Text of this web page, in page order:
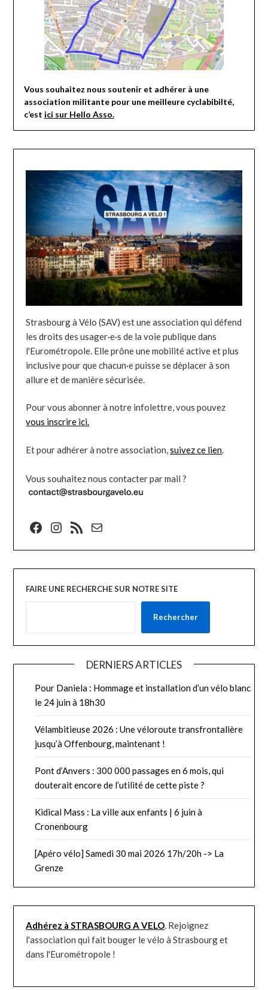
Vous souhaitez nous soutenir et adhérer à une
association militante pour une meilleure cyclabibilté,
c’est ici sur Hello Asso.
Strasbourg à Vélo (SAV) est une association qui défend
les droits des usager·e·s de la voie publique dans
l'Eurométropole. Elle prône une mobilité active et plus
inclusive pour que chacun·e puisse se déplacer à son
allure et de manière sécurisée.
Pour vous abonner à notre infolettre, vous pouvez
vous inscrire ici.
Et pour adhérer à notre association,suivez ce lien
Vous souhaitez nous contacter par mail ?
Facebook
Instagram
Flux RSSE-mail
FAIRE UNE RECHERCHE SUR NOTRE SITE
Rechercher
DERNIERS ARTICLES
Pour Daniela : Hommage et installation d’un vélo blanc
le 24 juin à 18h30
Vélambitieuse 2026 : Une véloroute transfrontalière
jusqu’à Offenbourg, maintenant !
Pont d’Anvers : 300 000 passages en 6 mois, qui
douterait encore de l’utilité de cette piste ?
Kidical Mass : La ville aux enfants | 6 juin à
Cronenbourg
[Apéro vélo] Samedi 30 mai 2026 17h/20h -> La
Grenze
Adhérez à STRASBOURG A VELO. Rejoignez
l'association qui fait bouger le vélo à Strasbourg et
dans l'Eurométropole !